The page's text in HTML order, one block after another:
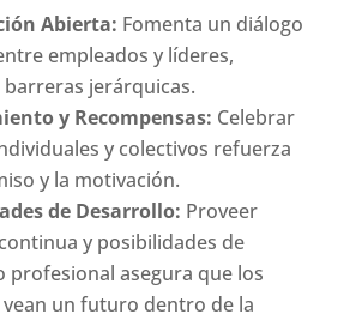
Abierta: Fomenta un diálogo
empleados y líderes,
jerárquicas.
y Recompensas: Celebrar
y colectivos refuerza
y la motivación.
de Desarrollo: Proveer
y posibilidades de
profesional asegura que los
un futuro dentro de la